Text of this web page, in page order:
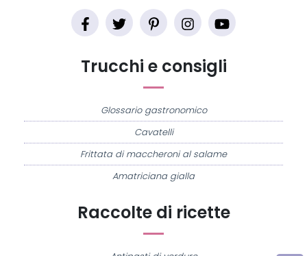
Raccolte di ricette
Trucchi e consigli
Glossario gastronomico
Cavatelli
Frittata di maccheroni al salame
Amatriciana gialla